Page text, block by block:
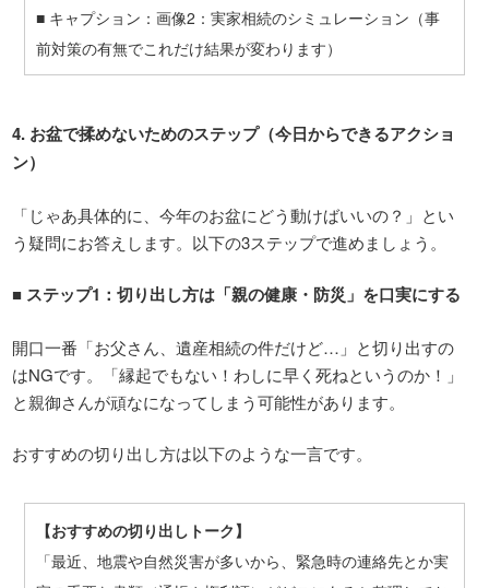
■ キャプション：画像2 ：実家相続のシミュレーション（事
前対策の有無でこれだけ結果が変わります）
4. お盆で揉めないためのステップ（今日からできるアクショ
ン）
「じゃあ具体的に、今年のお盆にどう動けばいいの？」とい
う疑問にお答えします。以下の3ステップで進めましょう。
■ ステップ1 ：切り出し方は「親の健康・防災」を口実にする
開口一番「お父さん、遺産相続の件だけど…」と切り出すの
はNGです。「縁起でもない！わしに早く死ねというのか！」
と親御さんが頑なになってしまう可能性があります。
おすすめの切り出し方は以下のような一言です。
【おすすめの切り出しトーク】
「最近、地震や自然災害が多いから、緊急時の連絡先とか実